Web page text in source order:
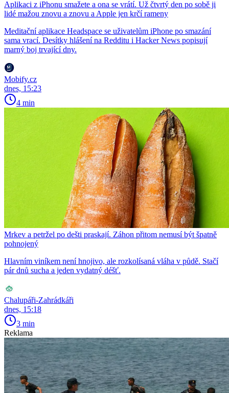
Aplikaci z iPhonu smažete a ona se vrátí. Už čtvrtý den po sobě ji
lidé mažou znovu a znovu a Apple jen krčí rameny
Meditační aplikace Headspace se uživatelům iPhone po smazání
sama vrací. Desítky hlášení na Redditu i Hacker News popisují
marný boj trvající dny.
Mobify.cz
dnes, 15:23
4 min
Mrkev a petržel po dešti praskají. Záhon přitom nemusí být špatně
pohnojený
Hlavním viníkem není hnojivo, ale rozkolísaná vláha v půdě. Stačí
pár dnů sucha a jeden vydatný déšť.
Chalupáři-Zahrádkáři
dnes, 15:18
3 min
Reklama